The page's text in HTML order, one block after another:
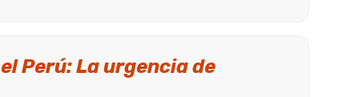
Perú: La urgencia de